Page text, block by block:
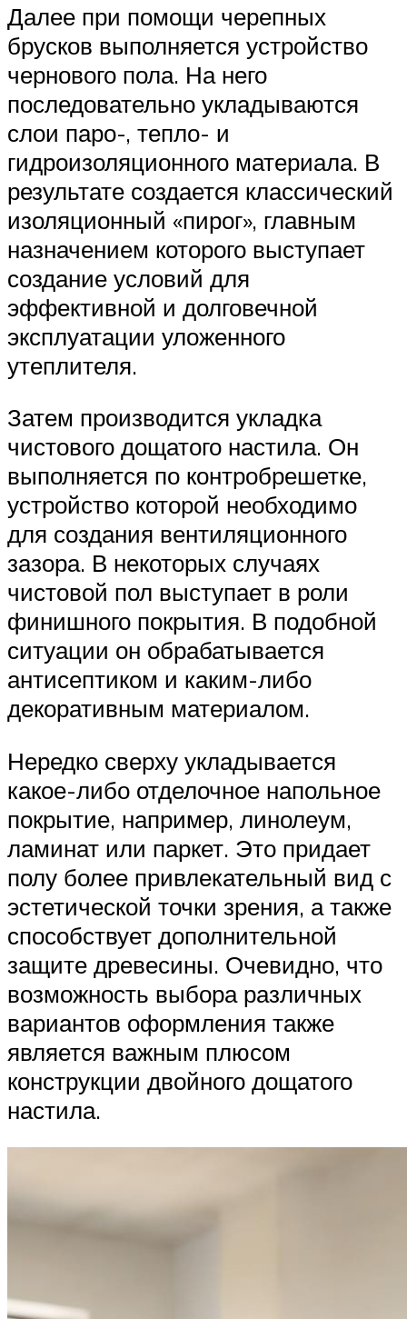
Далее при помощи черепных
брусков выполняется устройство
чернового пола. На него
последовательно укладываются
слои паро-, тепло- и
гидроизоляционного материала. В
результате создается классический
изоляционный «пирог», главным
назначением которого выступает
создание условий для
эффективной и долговечной
эксплуатации уложенного
утеплителя.
Затем производится укладка
чистового дощатого настила. Он
выполняется по контробрешетке,
устройство которой необходимо
для создания вентиляционного
зазора. В некоторых случаях
чистовой пол выступает в роли
финишного покрытия. В подобной
ситуации он обрабатывается
антисептиком и каким-либо
декоративным материалом.
Нередко сверху укладывается
какое-либо отделочное напольное
покрытие, например, линолеум,
ламинат или паркет. Это придает
полу более привлекательный вид с
эстетической точки зрения, а также
способствует дополнительной
защите древесины. Очевидно, что
возможность выбора различных
вариантов оформления также
является важным плюсом
конструкции двойного дощатого
настила.